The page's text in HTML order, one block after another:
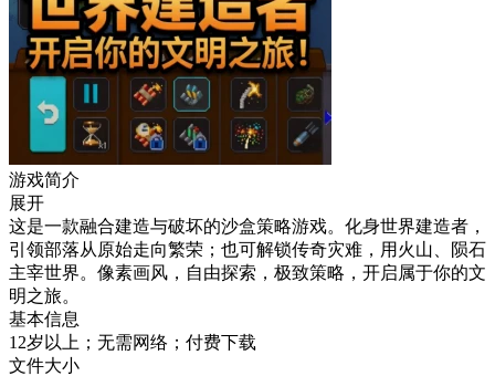
游戏简介
展开
这是一款融合建造与破坏的沙盒策略游戏。化身世界建造者，
引领部落从原始走向繁荣；也可解锁传奇灾难，用火山、陨石
主宰世界。像素画风，自由探索，极致策略，开启属于你的文
明之旅。
基本信息
12岁以上；无需网络；付费下载
文件大小